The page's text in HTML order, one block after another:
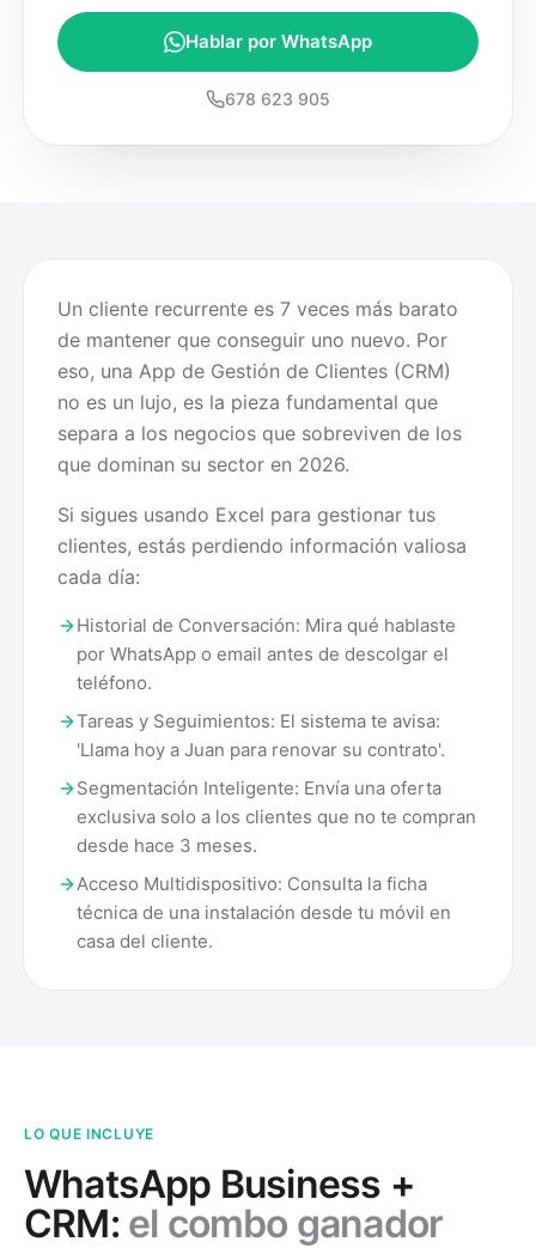
Hablar por WhatsApp
678 623 905
Un cliente recurrente es 7 veces más barato
de mantener que conseguir uno nuevo. Por
eso, una App de Gestión de Clientes (CRM)
no es un lujo, es la pieza fundamental que
separa a los negocios que sobreviven de los
que dominan su sector en 2026.
Si sigues usando Excel para gestionar tus
clientes, estás perdiendo información valiosa
cada día:
Historial de Conversación: Mira qué hablaste
por WhatsApp o email antes de descolgar el
teléfono.
Tareas y Seguimientos: El sistema te avisa:
'Llama hoy a Juan para renovar su contrato'.
Segmentación Inteligente: Envía una oferta
exclusiva solo a los clientes que no te compran
desde hace 3 meses.
Acceso Multidispositivo: Consulta la ficha
técnica de una instalación desde tu móvil en
casa del cliente.
LO QUE INCLUYE
WhatsApp Business +
CRM: el combo ganador